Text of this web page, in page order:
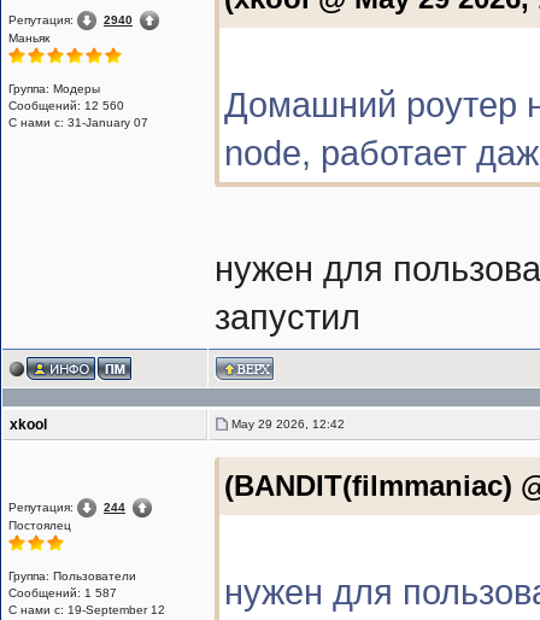
Репутация:
2940
Маньяк
Группа: Модеры
Сообщений: 12 560
С нами с: 31-January 07
Домашний роутер
node, работает
нужен для
запустил
xkool May 29 2026, 12:42
Репутация:
244
Постоялец
Группа: Пользователи
Сообщений: 1 587
С нами с: 19-September 12
(BANDIT(filmmaniac)
нужен для